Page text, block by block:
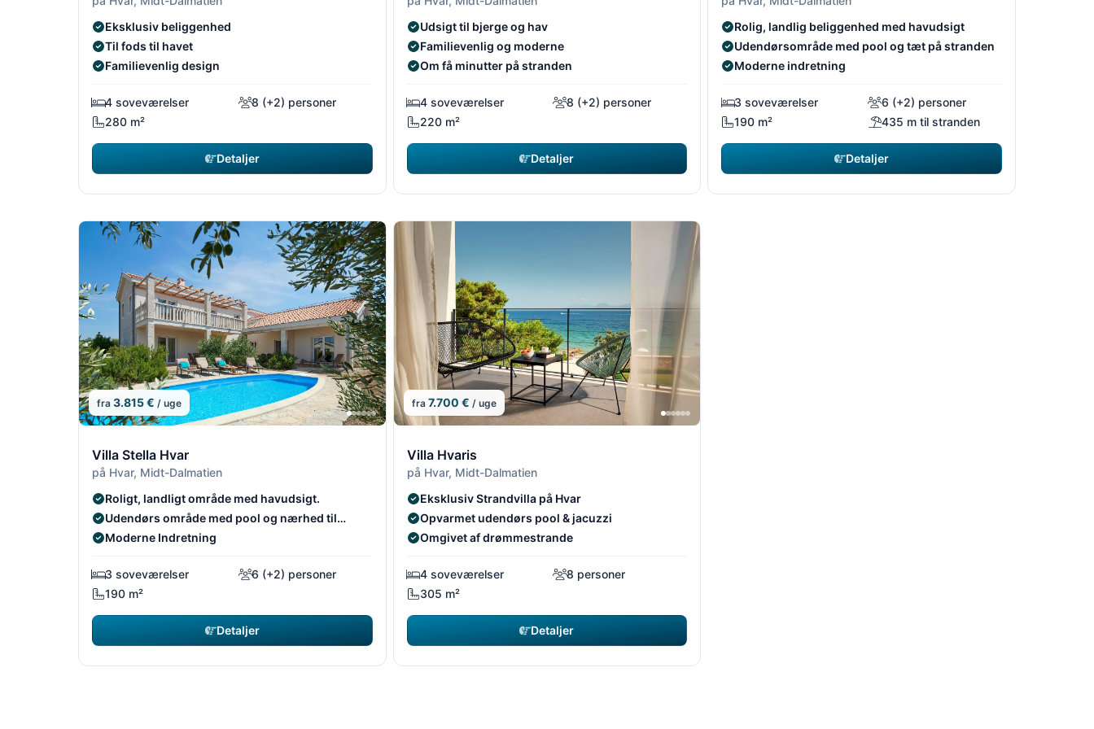
Eksklusiv beliggenhed
Til fods til havet
Familievenlig design
4 soveværelser
8 (+2) personer
280 m²
Detaljer
Udsigt til bjerge og hav
Familievenlig og moderne
Om få minutter på stranden
4 soveværelser
8 (+2) personer
220 m²
Detaljer
Rolig, landlig beliggenhed med havudsigt
Udendørsområde med pool og tæt på stranden
Moderne indretning
3 soveværelser
6 (+2) personer
190 m²
435 m til stranden
Detaljer
fra 3.815 € / uge
Villa Stella Hvar
på Hvar, Midt-Dalmatien
Roligt, landligt område med havudsigt.
Udendørs område med pool og nærhed til
stranden.
Moderne Indretning
3 soveværelser
6 (+2) personer
190 m²
Detaljer
fra 7.700 € / uge
Villa Hvaris
på Hvar, Midt-Dalmatien
Eksklusiv Strandvilla på Hvar
Opvarmet udendørs pool & jacuzzi
Omgivet af drømmestrande
4 soveværelser
8 personer
305 m²
Detaljer